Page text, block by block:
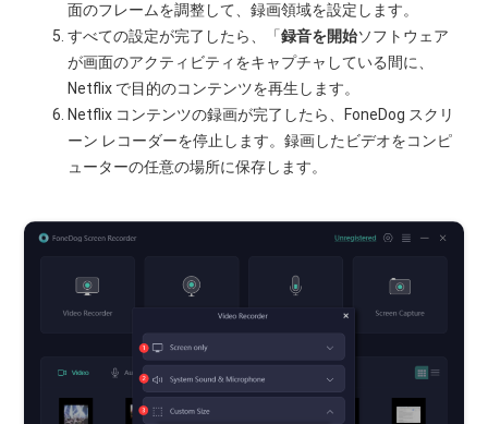
面のフレームを調整して、録画領域を設定します。
すべての設定が完了したら、「録音を開始ソフトウェア
が画面のアクティビティをキャプチャしている間に、
Netflix で目的のコンテンツを再生します。
Netflix コンテンツの録画が完了したら、FoneDog スクリ
ーン レコーダーを停止します。録画したビデオをコンピ
ューターの任意の場所に保存します。